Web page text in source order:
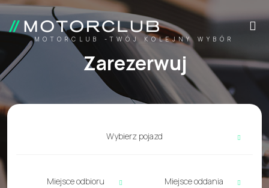
MOTORCLUB -TWÓJ KOLEJNY WYBÓR
Zarezerwuj
Wybierz pojazd
Miejsce odbioru Miejsce oddania